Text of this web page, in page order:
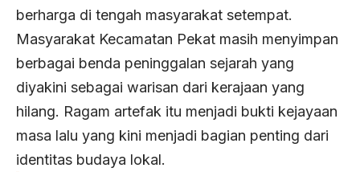
berharga di tengah masyarakat setempat.
Masyarakat Kecamatan Pekat masih menyimpan
berbagai benda peninggalan sejarah yang
diyakini sebagai warisan dari kerajaan yang
hilang. Ragam artefak itu menjadi bukti kejayaan
masa lalu yang kini menjadi bagian penting dari
identitas budaya lokal.